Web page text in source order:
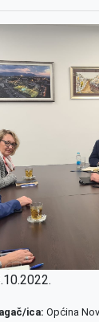
ica: Općina